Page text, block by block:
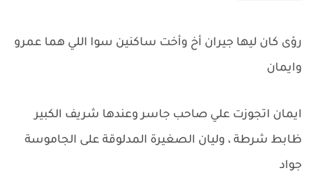
رؤى كان ليها جيران أخ وأخت ساكنين سوا اللي هما عمرو
وايمان
ايمان اتجوزت علي صاحب جاسر وعندها شريف الكبير
ظابط شرطة ، وليان الصغيرة المدلوقة على الجاموسة
جواد